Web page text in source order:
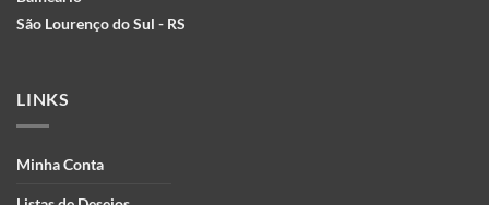
São Lourenço do Sul - RS
LINKS
Minha Conta